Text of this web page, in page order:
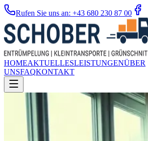
Rufen Sie uns an: +43 680 230 87 00
HOMEAKTUELLESLEISTUNGENÜBER
UNSFAQKONTAKT